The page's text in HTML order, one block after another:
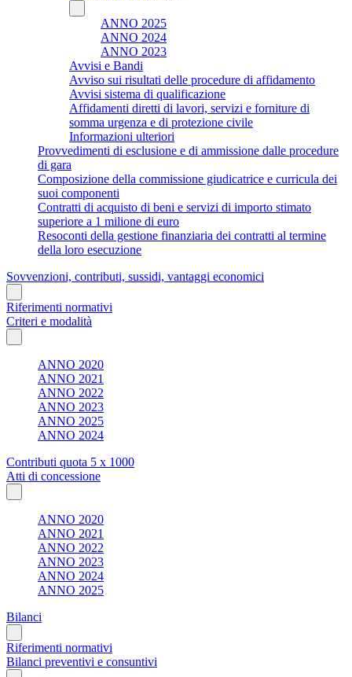
ANNO 2025
ANNO 2024
ANNO 2023
Avvisi e Bandi
Avviso sui risultati delle procedure di affidamento
Avvisi sistema di qualificazione
Affidamenti diretti di lavori, servizi e forniture di
somma urgenza e di protezione civile
Informazioni ulteriori
Provvedimenti di esclusione e di ammissione dalle procedure
di gara
Composizione della commissione giudicatrice e curricula dei
suoi componenti
Contratti di acquisto di beni e servizi di importo stimato
superiore a 1 milione di euro
Resoconti della gestione finanziaria dei contratti al termine
della loro esecuzione
Sovvenzioni, contributi, sussidi, vantaggi economici
Riferimenti normativi
Criteri e modalità
ANNO 2020
ANNO 2021
ANNO 2022
ANNO 2023
ANNO 2025
ANNO 2024
Contributi quota 5 x 1000
Atti di concessione
ANNO 2020
ANNO 2021
ANNO 2022
ANNO 2023
ANNO 2024
ANNO 2025
Bilanci
Riferimenti normativi
Bilanci preventivi e consuntivi